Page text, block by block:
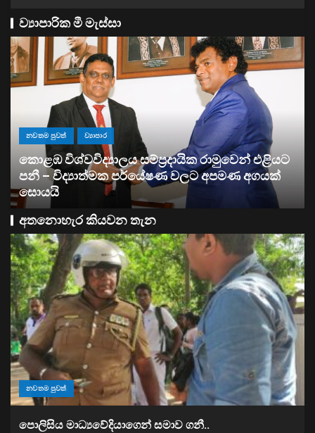
ව්‍යාපාරික මී මැස්සා
ව්‍යාපාර
සතොසෙන් සුපර් වැඩක් ..
අතනොහැර කියවන තැන
නවතම පුවත්
පොලිසිය මාධ්‍යවේදියාගෙන් සමාව ගනී..